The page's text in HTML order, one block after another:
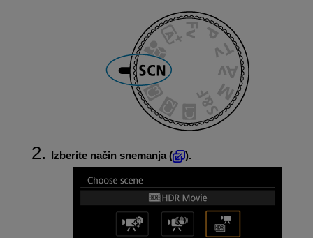
Izberite način snemanja ( ).